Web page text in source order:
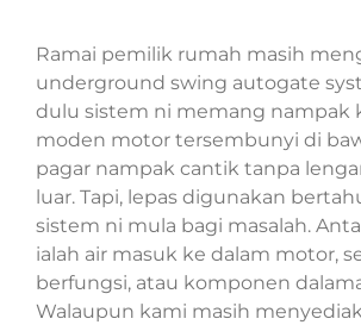
Ramai pemilik rumah masih
underground swing autogate
dulu sistem ni memang nampak
moden motor tersembunyi di
pagar nampak cantik tanpa
luar. Tapi, lepas digunakan
sistem ni mula bagi masalah.
ialah air masuk ke dalam motor,
berfungsi, atau komponen
Walaupun kami masih